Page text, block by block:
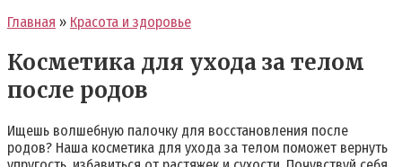
Главная » Красота и здоровье
Косметика для ухода за телом
после родов
Ищешь волшебную палочку для восстановления после
родов? Наша косметика для ухода за телом поможет вернуть